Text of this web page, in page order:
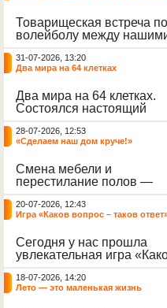
Товарищеская встреча по
волейболу между
воспитанниками и
сельскими ребятами.
31-07-2026, 13:20
Два мира на 64 клетках
Два мира на 64 клетках.
Состоялся настоящий
интеллектуальный
праздник — турнир по
шахматам и шашкам.
небывалый ажиотаж
воспитанников, превратив
тихие залы центра в
напряжённых поединков,
громких аплодисментов и
жарких обсуждений.
28-07-2026, 12:53
«Сделаем наш дом круче!»
Смена мебели и
перестилание полов —
дело рук
А вот создание
домашнего уюта —
этой неделе ребята взяли
инициативу в свои руки и
устроили масштабную
генеральную уборку
жилого корпуса.
20-07-2026, 12:43
Игра «Каков вопрос – таков
Сегодня у нас прошла
увлекательная игра
вопрос – таков ответ»,
которая собрала самых
любознательных
18-07-2026, 14:20
Лето — это маленькая жизнь